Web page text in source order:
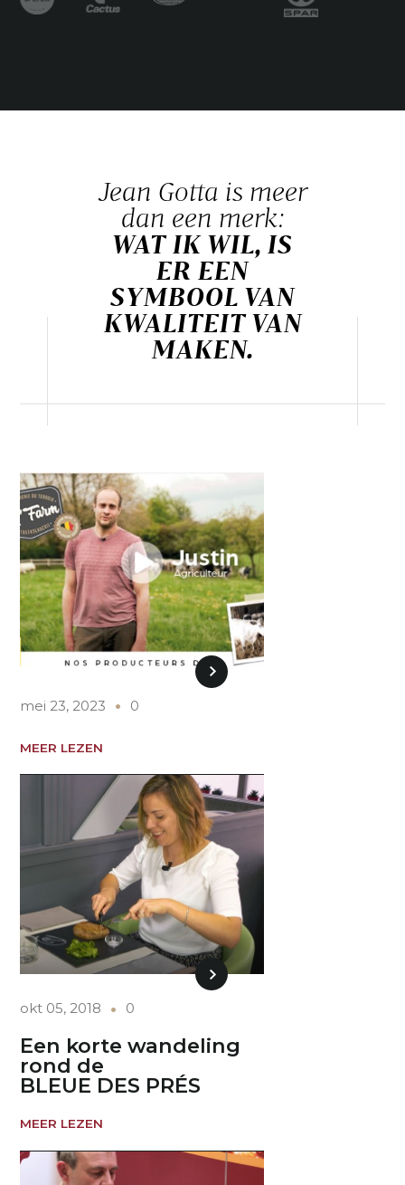
Jean Gotta is meer
dan een merk:
WAT IK WIL, IS
ER EEN
SYMBOOL VAN
KWALITEIT VAN
MAKEN.
mei 23, 2023 0
MEER LEZEN
okt 05, 2018 0
Een korte wandeling
rond de
BLEUE DES PRÉS
MEER LEZEN